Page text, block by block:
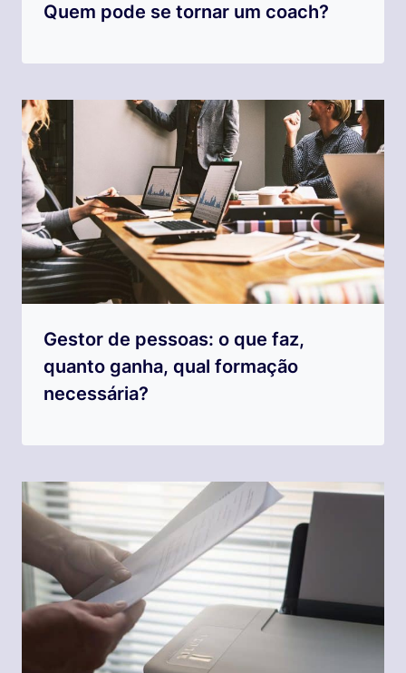
Quem pode se tornar um coach?
Gestor de pessoas: o que faz,
quanto ganha, qual formação
necessária?